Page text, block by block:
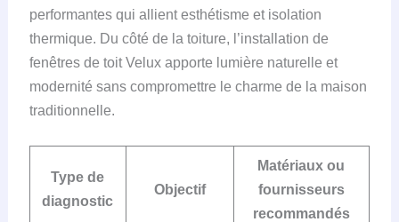
performantes qui allient esthétisme et isolation
thermique. Du côté de la toiture, l’installation de
fenêtres de toit Velux apporte lumière naturelle et
modernité sans compromettre le charme de la maison
traditionnelle.
Type de
diagnostic
Objectif
Matériaux ou
fournisseurs
recommandés